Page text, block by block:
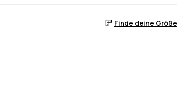
Finde deine Größe